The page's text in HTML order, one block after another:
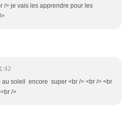
/> je vais les apprendre pour les
au soleil encore super <br /> <br /> <br
/>